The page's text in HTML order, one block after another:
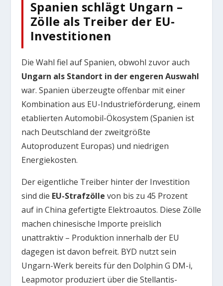
Spanien schlägt Ungarn –
Zölle als Treiber der EU-
Investitionen
Die Wahl fiel auf Spanien, obwohl zuvor auch
Ungarn als Standort in der engeren Auswahl
war. Spanien überzeugte offenbar mit einer
Kombination aus EU-Industrieförderung, einem
etablierten Automobil-Ökosystem (Spanien ist
nach Deutschland der zweitgrößte
Autoproduzent Europas) und niedrigen
Energiekosten.
Der eigentliche Treiber hinter der Investition
sind die EU-Strafzölle von bis zu 45 Prozent
auf in China gefertigte Elektroautos. Diese Zölle
machen chinesische Importe preislich
unattraktiv – Produktion innerhalb der EU
dagegen ist davon befreit. BYD nutzt sein
Ungarn-Werk bereits für den Dolphin G DM-i,
Leapmotor produziert über die Stellantis-